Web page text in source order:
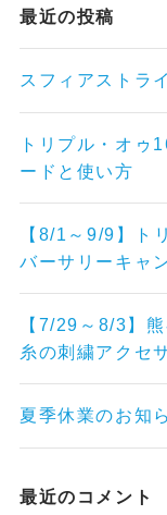
最近の投稿
スフィアストラ
トリプル・オゥ
ードと使い方
【8/1～9/9】ト
バーサリーキャ
【7/29～8/3】
糸の刺繍アクセ
夏季休業のお知
最近のコメント